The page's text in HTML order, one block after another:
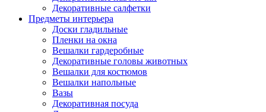
Декоративные салфетки
Предметы интерьера
Доски гладильные
Пленки на окна
Вешалки гардеробные
Декоративные головы животных
Вешалки для костюмов
Вешалки напольные
Вазы
Декоративная посуда